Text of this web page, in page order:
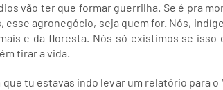
vão ter que formar guerrilha. Se é pra
agronegócio, seja quem for. Nós,
e da floresta. Nós só existimos se isso
tirar a vida.
tu estavas indo levar um relatório para